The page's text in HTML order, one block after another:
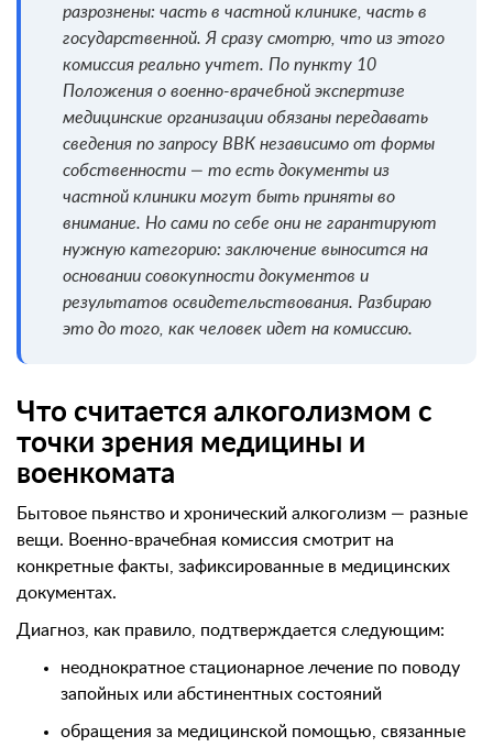
разрознены: часть в частной клинике, часть в
государственной. Я сразу смотрю, что из этого
комиссия реально учтет. По пункту 10
Положения о военно-врачебной экспертизе
медицинские организации обязаны передавать
сведения по запросу ВВК независимо от формы
собственности — то есть документы из
частной клиники могут быть приняты во
внимание. Но сами по себе они не гарантируют
нужную категорию: заключение выносится на
основании совокупности документов и
результатов освидетельствования. Разбираю
это до того, как человек идет на комиссию.
Что считается алкоголизмом с
точки зрения медицины и
военкомата
Бытовое пьянство и хронический алкоголизм — разные
вещи. Военно-врачебная комиссия смотрит на
конкретные факты, зафиксированные в медицинских
документах.
Диагноз, как правило, подтверждается следующим:
неоднократное стационарное лечение по поводу
запойных или абстинентных состояний
обращения за медицинской помощью, связанные